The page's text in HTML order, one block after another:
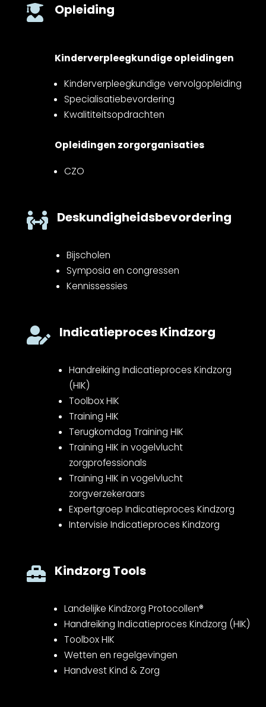
 Opleiding
Kinderverpleegkundige opleidingen
Kinderverpleegkundige vervolgopleiding
Specialisatiebevordering
Kwalititeitsopdrachten
Opleidingen zorgorganisaties
CZO
 Deskundigheidsbevordering
Bijscholen
Symposia en congressen
Kennissessies
 Indicatieproces Kindzorg
Handreiking Indicatieproces Kindzorg
(HIK)
Toolbox HIK
Training HIK
Terugkomdag Training HIK
Training HIK in vogelvlucht
zorgprofessionals
Training HIK in vogelvlucht
zorgverzekeraars
Expertgroep Indicatieproces Kindzorg
Intervisie Indicatieproces Kindzorg
 Kindzorg Tools
Landelijke Kindzorg Protocollen®
Handreiking Indicatieproces Kindzorg (HIK)
Toolbox HIK
Wetten en regelgevingen
Handvest Kind & Zorg